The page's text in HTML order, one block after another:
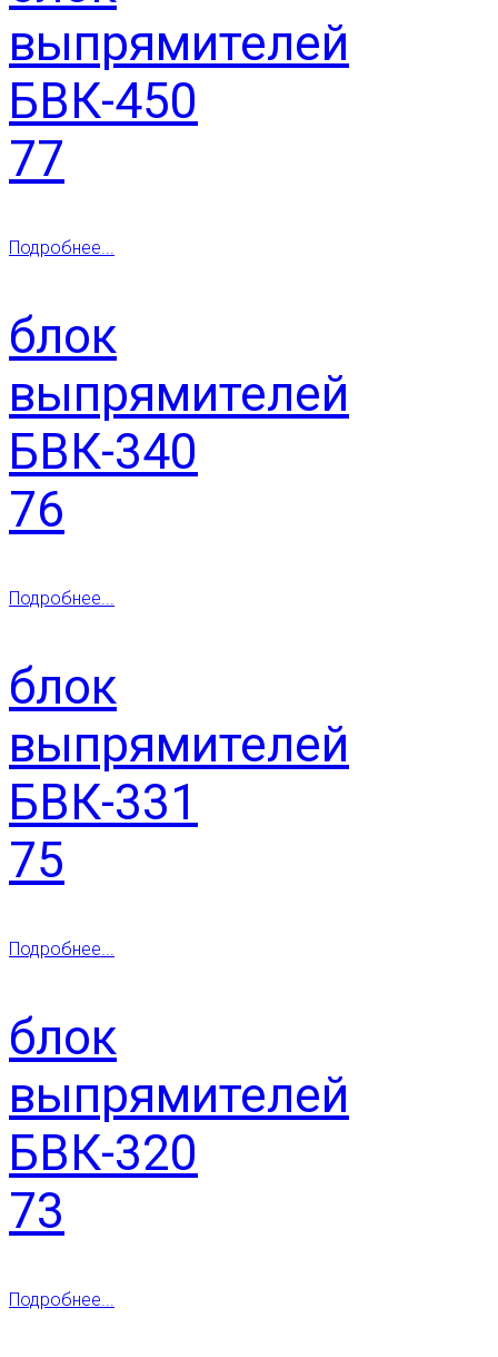
выпрямителей
БВК-450
77
Подробнее...
блок
выпрямителей
БВК-340
76
Подробнее...
блок
выпрямителей
БВК-331
75
Подробнее...
блок
выпрямителей
БВК-320
73
Подробнее...